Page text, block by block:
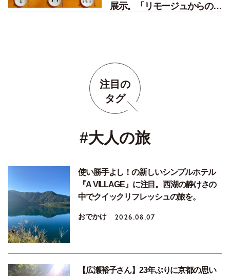
展示。「リモージュからの
注目の
タグ
#大人の旅
使い勝手よし！の新しいシンプルホテル
『A VILLAGE』に注目。西湖の静けさの
中でクイックリフレッシュの旅を。
おでかけ 2026.08.07
【広瀬裕子さん】23年ぶりに京都の思い